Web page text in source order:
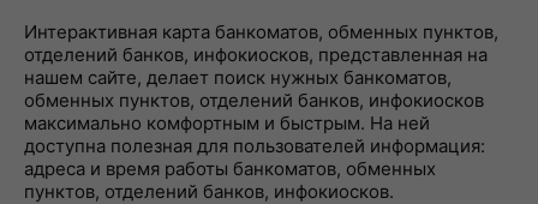
Интерактивная карта банкоматов, обменных пунктов,
отделений банков, инфокиосков, представленная на
нашем сайте, делает поиск нужных банкоматов,
обменных пунктов, отделений банков, инфокиосков
максимально комфортным и быстрым. На ней
доступна полезная для пользователей информация:
адреса и время работы банкоматов, обменных
пунктов, отделений банков, инфокиосков.